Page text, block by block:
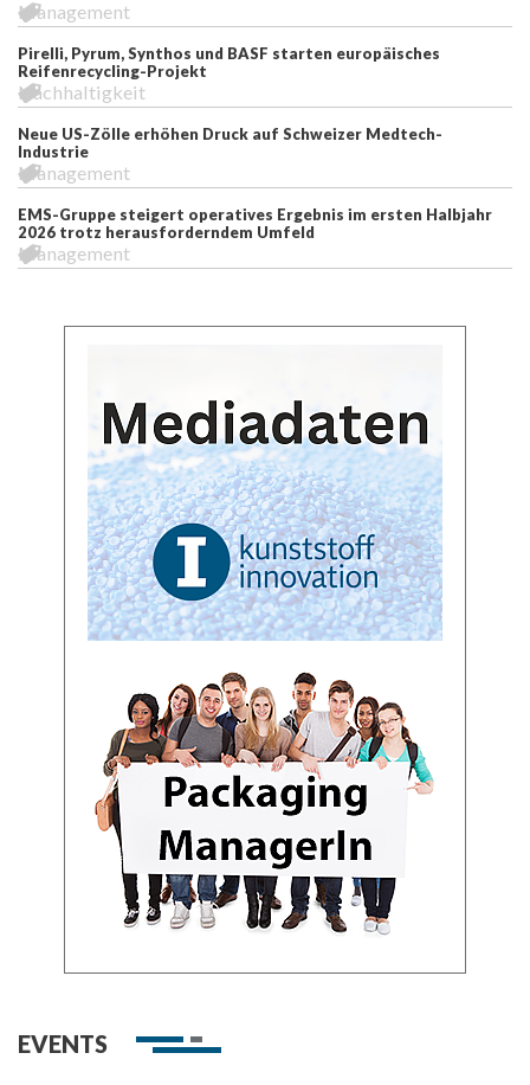
Management
Pirelli, Pyrum, Synthos und BASF starten europäisches
Reifenrecycling-Projekt
Nachhaltigkeit
Neue US-Zölle erhöhen Druck auf Schweizer Medtech-
Industrie
Management
EMS-Gruppe steigert operatives Ergebnis im ersten Halbjahr
2026 trotz herausforderndem Umfeld
Management
EVENTS